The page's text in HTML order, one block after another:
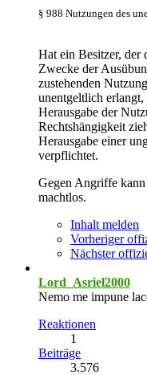
§ 988 Nutzungen des
Hat ein Besitzer, der
Zwecke der
zustehenden
unentgeltlich erlangt,
Herausgabe der
Rechtshängigkeit
Herausgabe einer
verpflichtet.
Gegen Angriffe
machtlos.
Inhalt melden
Vorheriger
Nächster
Lord_Asriel2000
Nemo me impune
Reaktionen
1
Beiträge
3.576